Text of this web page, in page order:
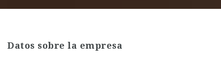
Datos sobre la empresa